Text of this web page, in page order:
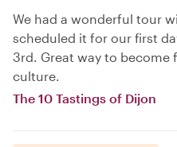
We had a wonderful tour
scheduled it for our first
3rd. Great way to become
culture.
The 10 Tastings of Dijon